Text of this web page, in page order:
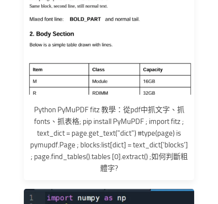
Python PyMuPDF fitz 教學：從pdf中抓文字、抓
fonts、抓表格; pip install PyMuPDF ; import fitz ;
text_dict = page.get_text("dict") #type(page) is
pymupdf.Page ; blocks:list[dict] = text_dict['blocks']
; page.find_tables().tables [0].extract() ;如何判斷粗
體字?